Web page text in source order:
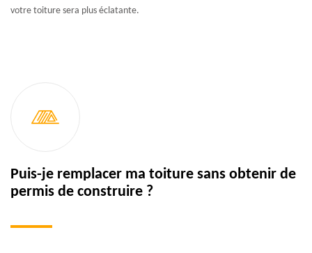
votre toiture sera plus éclatante.
Puis-je remplacer ma toiture sans obtenir de
permis de construire ?